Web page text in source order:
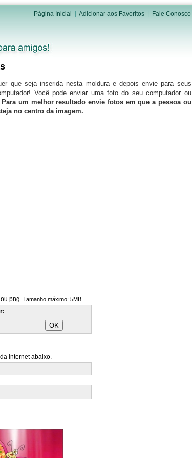
Página Inicial Adicionar aos Favoritos| Fale Conosco
que seja inserida nesta moldura e depois envie para seus
Você pode enviar uma foto do seu computador ou
Para um melhor resultado envie fotos em que a pessoa ou
no centro da imagem.
png. Tamanho máximo: 5MB
internet abaixo.